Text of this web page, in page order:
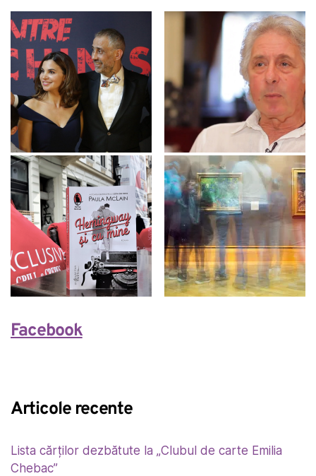
Facebook
Articole recente
Lista cărților dezbătute la „Clubul de carte Emilia
Chebac”